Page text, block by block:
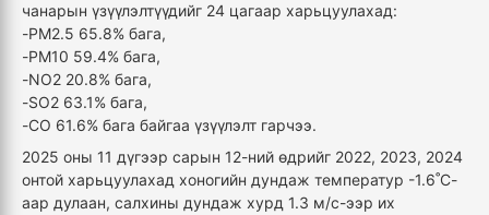
чанарын үзүүлэлтүүдийг 24 цагаар харьцуулахад:
-PM2.5 65.8% бага,
-PM10 59.4% бага,
-NO2 20.8% бага,
-SO2 63.1% бага,
-CO 61.6% бага байгаа үзүүлэлт гарчээ.
2025 оны 11 дүгээр сарын 12-ний өдрийг 2022, 2023, 2024
онтой харьцуулахад хоногийн дундаж температур -1.6˚С-
аар дулаан, салхины дундаж хурд 1.3 м/с-ээр их